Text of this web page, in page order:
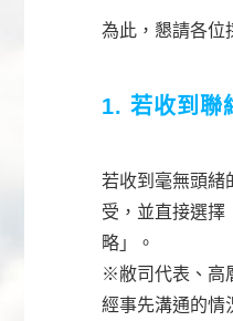
為此，懇請各位
1. 若收到聯
若收到毫無頭緒
受，並直接選擇
略」。
※敝司代表、高
經事先溝通的情